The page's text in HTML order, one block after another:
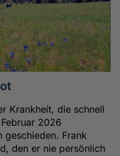
Krankheit, die schnell
2026
geschieden. Frank
den er nie persönlich